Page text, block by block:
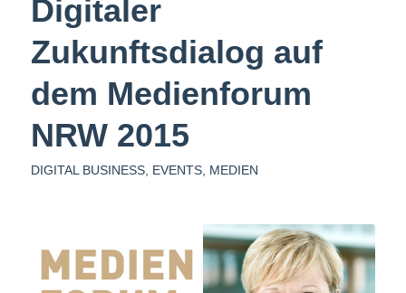
Digitaler
Zukunftsdialog auf
dem Medienforum
NRW 2015
DIGITAL BUSINESS, EVENTS, MEDIEN